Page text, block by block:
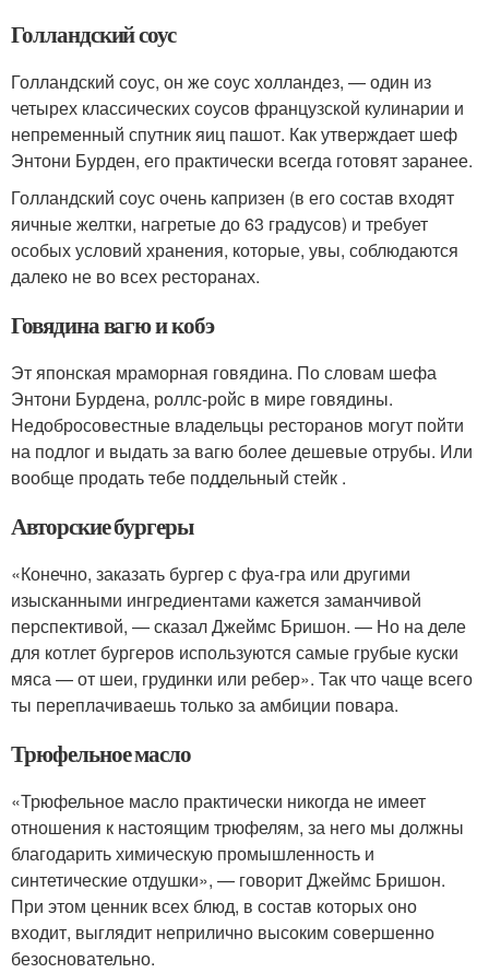
Голландский соус
Голландский соус, он же соус холландез, — один из
четырех классических соусов французской кулинарии и
непременный спутник яиц пашот. Как утверждает шеф
Энтони Бурден, его практически всегда готовят заранее.
Голландский соус очень капризен (в его состав входят
яичные желтки, нагретые до 63 градусов) и требует
особых условий хранения, которые, увы, соблюдаются
далеко не во всех ресторанах.
Говядина вагю и кобэ
Эт японская мраморная говядина. По словам шефа
Энтони Бурдена, роллс-ройс в мире говядины.
Недобросовестные владельцы ресторанов могут пойти
на подлог и выдать за вагю более дешевые отрубы. Или
вообще продать тебе поддельный стейк .
Авторские бургеры
«Конечно, заказать бургер с фуа-гра или другими
изысканными ингредиентами кажется заманчивой
перспективой, — сказал Джеймс Бришон. — Но на деле
для котлет бургеров используются самые грубые куски
мяса — от шеи, грудинки или ребер». Так что чаще всего
ты переплачиваешь только за амбиции повара.
Трюфельное масло
«Трюфельное масло практически никогда не имеет
отношения к настоящим трюфелям, за него мы должны
благодарить химическую промышленность и
синтетические отдушки», — говорит Джеймс Бришон.
При этом ценник всех блюд, в состав которых оно
входит, выглядит неприлично высоким совершенно
безосновательно.